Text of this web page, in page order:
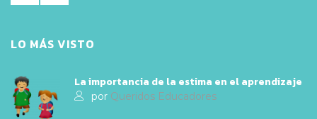
LO MÁS VISTO
La importancia de la estima en el aprendizaje
por Queridos Educadores